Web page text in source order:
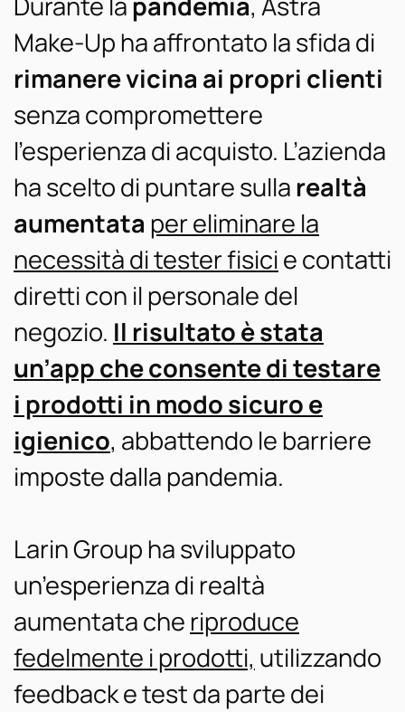
Make-Up ha affrontato la sfida di
rimanere vicina ai propri clienti
senza compromettere
l’esperienza di acquisto. L’azienda
ha scelto di puntare sulla realtà
aumentata per eliminare la
necessità di tester fisicie contatti
diretti con il personale del
negozio. Il risultato è stata
un’app che consente di testare
i prodotti in modo sicuro e
igienico, abbattendo le barriere
imposte dalla pandemia.
Larin Group ha sviluppato
un’esperienza di realtà
aumentata che riproduce
fedelmente i prodotti, utilizzando
feedback e test da parte dei